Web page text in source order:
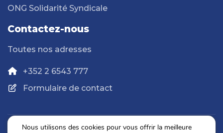
ONG Solidarité Syndicale
Contactez-nous
Toutes nos adresses
+352 2 6543 777
Formulaire de contact
Nous utilisons des cookies pour vous offrir la meilleure